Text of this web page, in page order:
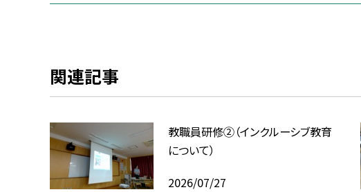
関連記事
教職員研修②（インクルーシブ教育
について）
2026/07/27